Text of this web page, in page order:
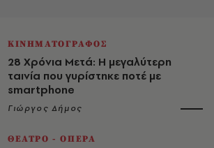
ΚΙΝΗΜΑΤΟΓΡΑΦΟΣ
28 Χρόνια Μετά: Η μεγαλύτερη
ταινία που γυρίστηκε ποτέ με
smartphone
Γιώργος Δήμος
ΘΕΑΤΡΟ - ΟΠΕΡΑ